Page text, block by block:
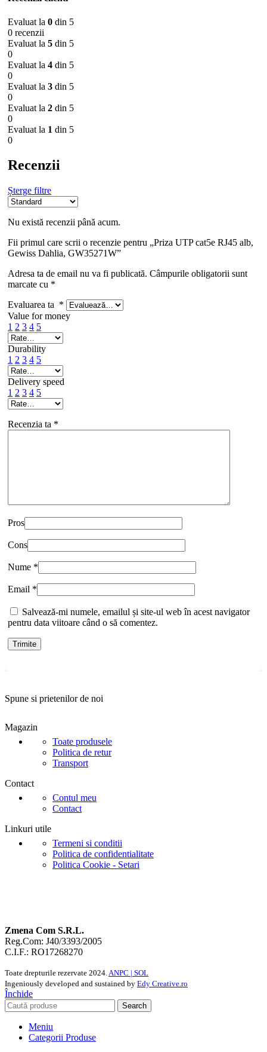
Evaluat la 0 din 5
0 recenzii
Evaluat la 5 din 5
0
Evaluat la 4 din 5
0
Evaluat la 3 din 5
0
Evaluat la 2 din 5
0
Evaluat la 1 din 5
0
Recenzii
Șterge filtre
Nu există recenzii până acum.
Fii primul care scrii o recenzie pentru „Priza UTP cat5e RJ45 alb,
Gewiss Dahlia, GW35271W”
Adresa ta de email nu va fi publicată. Câmpurile obligatorii sunt
marcate cu *
Evaluarea ta *
Value for money
1 2 3 4 5
Durability
1 2 3 4 5
Delivery speed
1 2 3 4 5
Recenzia ta *
Pros
Cons
Nume *
Email *
Salvează-mi numele, emailul și site-ul web în acest navigator
pentru data viitoare când o să comentez.
Spune si prietenilor de noi
Magazin
Toate produsele
Politica de retur
Transport
Contact
Contul meu
Contact
Linkuri utile
Termeni si conditii
Politica de confidentialitate
Politica Cookie - Setari
Zmena Com S.R.L.
Reg.Com: J40/3393/2005
C.I.F.: RO17268270
Toate drepturile rezervate 2024.ANPC | SOL
Ingeniously developed and sustained by Edy Creative.ro
Închide
Search
Meniu
Categorii Produse